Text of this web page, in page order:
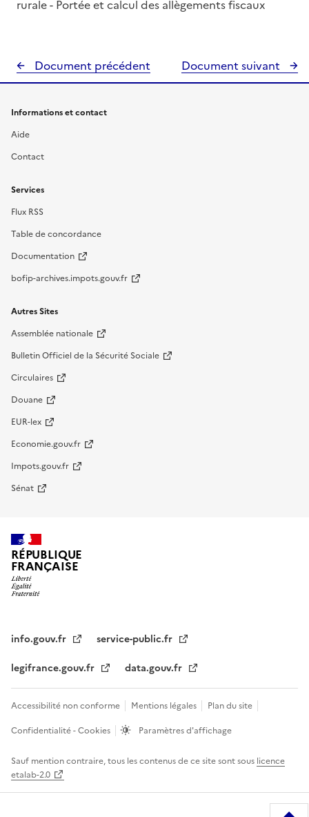
rurale - Portée et calcul des allègements fiscaux
Document précédent Document suivant
Informations et contact
Aide
Contact
Services
Flux RSS
Table de concordance
Documentation
bofip-archives.impots.gouv.fr
Autres Sites
Assemblée nationale
Bulletin Officiel de la Sécurité Sociale
Circulaires
Douane
EUR-lex
Economie.gouv.fr
Impots.gouv.fr
Sénat
RÉPUBLIQUE
FRANÇAISE
info.gouv.fr
service-public.fr
legifrance.gouv.fr
data.gouv.fr
Accessibilité non conforme Mentions légales
Plan du site
Confidentialité - Cookies
Paramètres d'affichage
Sauf mention contraire, tous les contenus de ce site sont sous licence
etalab-2.0